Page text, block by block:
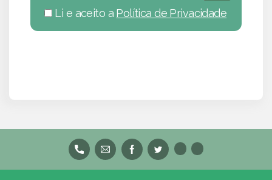
Li e aceito a Política de Privacidade